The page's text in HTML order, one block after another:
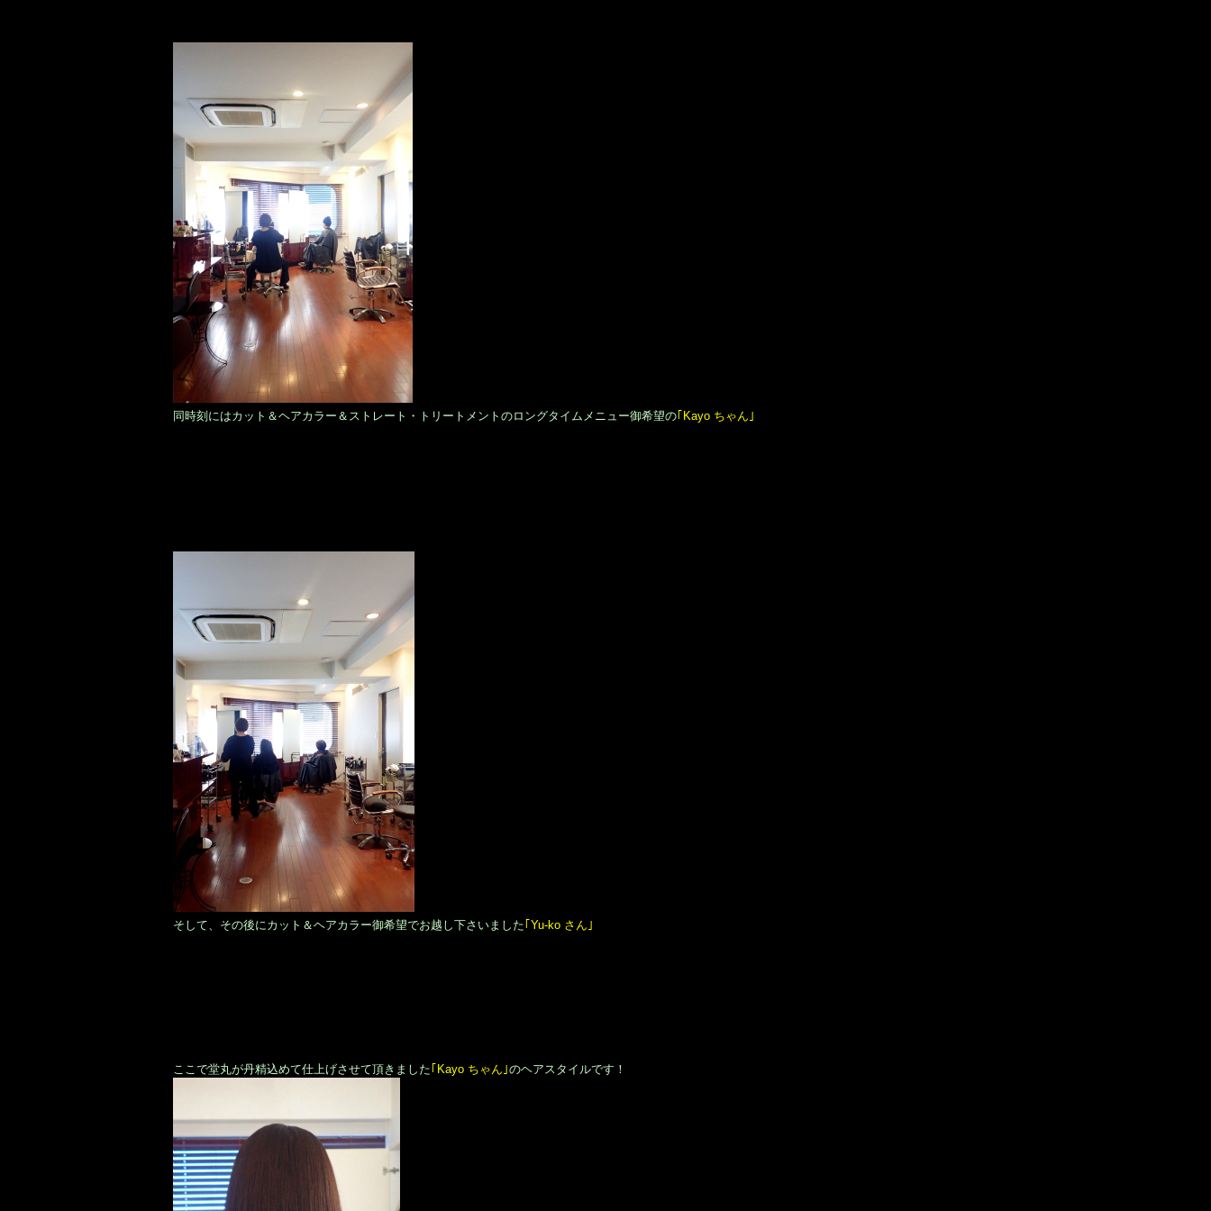
同時刻にはカット＆ヘアカラー＆ストレート・トリートメントのロングタイムメニュー御希望の｢Kayo ちゃん｣
そして、その後にカット＆ヘアカラー御希望でお越し下さいました ｢Yu-ko さん｣
ここで堂丸が丹精込めて仕上げさせて頂きました ｢Kayo ちゃん｣のヘアスタイルです！